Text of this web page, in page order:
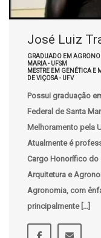
José Luiz
GRADUADO EM
MARIA - UFSM
MESTRE EM GENÉTICA
DE VIÇOSA - UFV
Possui graduação
Federal de Santa
Melhoramento pela
Atualmente é
Cargo Honorífico do
Arquitetura e
Agronomia, com
principalmente […]